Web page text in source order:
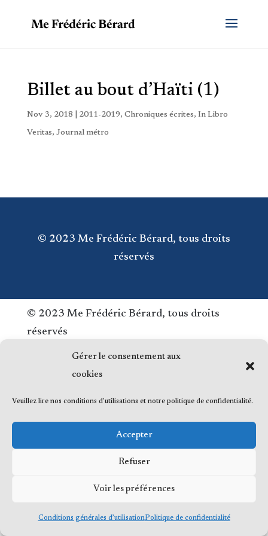
Gérer le consentement aux
cookies
Veuillez lire nos conditions d'utilisations et notre politique de confidentialité.
Accepter
Refuser
Voir les préférences
Conditions générales d’utilisationPolitique de confidentialité
Billet au bout d’Haïti (1)
Nov 3, 2018 2011-2019, Chroniques écrites, In Libro
Veritas, Journal métro
© 2023 Me Frédéric Bérard, tous droits
réservés
© 2023 Me Frédéric Bérard, tous droits
réservés